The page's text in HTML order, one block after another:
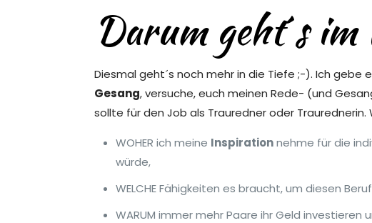
Darum geht´s
Diesmal geht´s noch mehr in die Tiefe ;-). Ich gebe
Gesang, versuche, euch meinen Rede- (und
sollte für den Job als Trauredner oder
WOHER ich meine Inspirationnehme für die
würde,
WELCHE Fähigkeiten es braucht, um diesen
WARUM immer mehr Paare ihr Geld